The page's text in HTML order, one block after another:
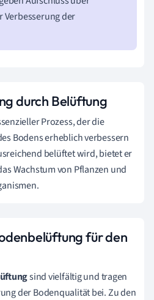
Verbesserung der
durch Belüftung
Prozess, der die
Bodens erheblich verbessern
belüftet wird, bietet er
Wachstum von Pflanzen und
für den
sind vielfältig und tragen
der Bodenqualität bei. Zu den